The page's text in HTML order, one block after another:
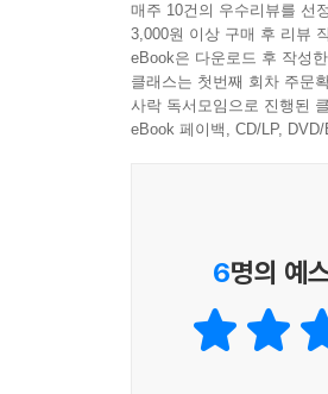
이 장을 제4장에서 중용
1
공자가 말한다.
“중용은 지극하구나! 백
* 앞 장에서 이미 소인
제1장에서 이미 전제
스스로 잘 살피지 않아
매주 10건의 우수리뷰를 선
3,000원 이상 구매 후 리뷰
eBook은 다운로드 후 작성
클래스는 첫번째 회차 주문
사락 독서모임으로 진행된
eBook 페이백, CD/LP,
6명의 예